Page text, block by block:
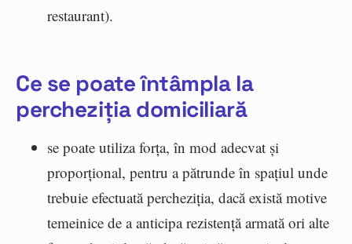
restaurant).
Ce se poate întâmpla la
percheziția domiciliară
se poate utiliza forța, în mod adecvat și
proporțional, pentru a pătrunde în spațiul unde
trebuie efectuată percheziția, dacă există motive
temeinice de a anticipa rezistență armată ori alte